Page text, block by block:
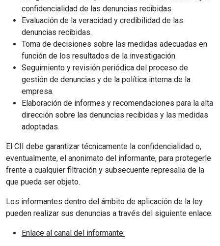
confidencialidad de las denuncias recibidas.
Evaluación de la veracidad y credibilidad de las
denuncias recibidas.
Toma de decisiones sobre las medidas adecuadas en
función de los resultados de la investigación.
Seguimiento y revisión periódica del proceso de
gestión de denuncias y de la política interna de la
empresa.
Elaboración de informes y recomendaciones para la alta
dirección sobre las denuncias recibidas y las medidas
adoptadas.
El CII debe garantizar técnicamente la confidencialidad o,
eventualmente, el anonimato del informante, para protegerle
frente a cualquier filtración y subsecuente represalia de la
que pueda ser objeto.
Los informantes dentro del ámbito de aplicación de la ley
pueden realizar sus denuncias a través del siguiente enlace:
Enlace al canal del informante: